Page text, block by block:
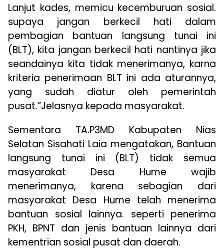
Lanjut kades, memicu kecemburuan sosial.
supaya jangan berkecil hati dalam
pembagian bantuan langsung tunai ini
(BLT), kita jangan berkecil hati nantinya jika
seandainya kita tidak menerimanya, karna
kriteria penerimaan BLT ini ada aturannya,
yang sudah diatur oleh pemerintah
pusat.”Jelasnya kepada masyarakat.
Sementara TA.P3MD Kabupaten Nias
Selatan Sisahati Laia mengatakan, Bantuan
langsung tunai ini (BLT) tidak semua
masyarakat Desa Hume wajib
menerimanya, karena sebagian dari
masyarakat Desa Hume telah menerima
bantuan sosial lainnya. seperti penerima
PKH, BPNT dan jenis bantuan lainnya dari
kementrian sosial pusat dan daerah.